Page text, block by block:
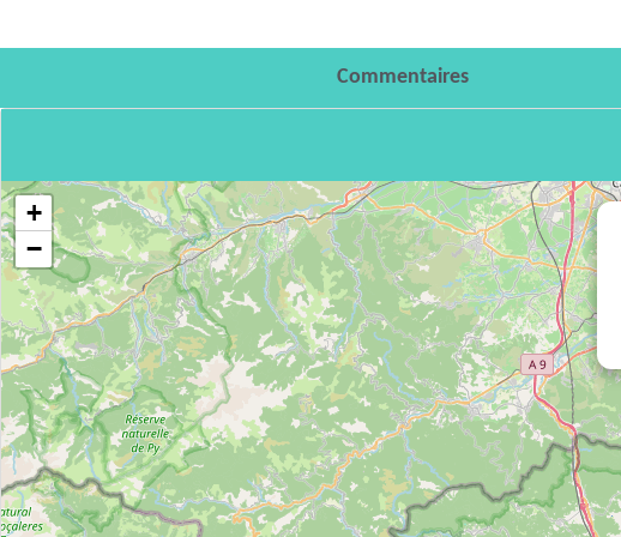
Commentaires
+
−